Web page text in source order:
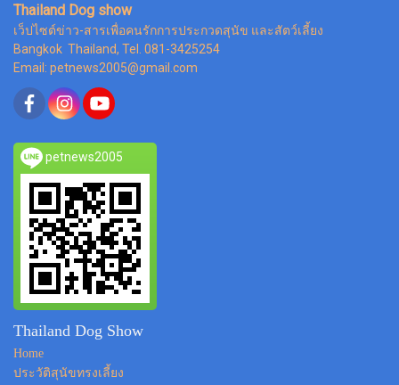
Thailand Dog show
เว็ปไซต์ข่าว-สารเพื่อคนรักการประกวดสุนัข และสัตว์เลี้ยง
Bangkok Thailand, Tel. 081-3425254
Email: petnews2005@gmail.com
petnews2005
Thailand Dog Show
Home
ประวัติสุนัขทรงเลี้ยง